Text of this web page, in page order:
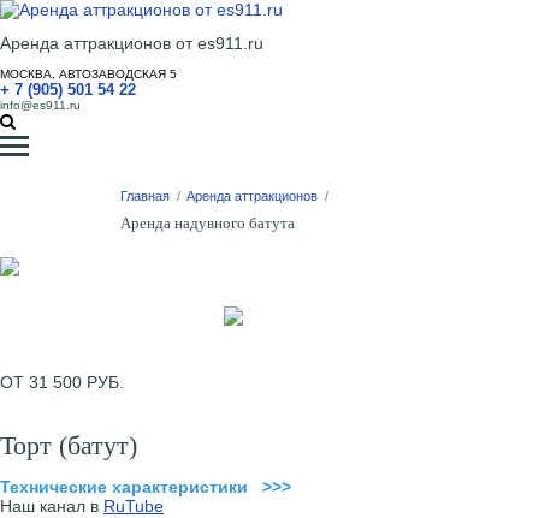
Аренда аттракционов от es911.ru
МОСКВА, АВТОЗАВОДСКАЯ 5
+ 7 (905) 501 54 22
info@es911.ru
Главная / Аренда аттракционов /
Аренда надувного батута
ОТ 31 500 РУБ.
Торт (батут)
Технические характеристики >>>
Наш канал в RuTube